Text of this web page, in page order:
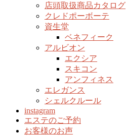
店頭取扱商品カタログ
クレドポーボーテ
資生堂
ベネフィーク
アルビオン
エクシア
スキコン
アンフィネス
エレガンス
シェルクルール
instagram
エステのご予約
お客様のお声